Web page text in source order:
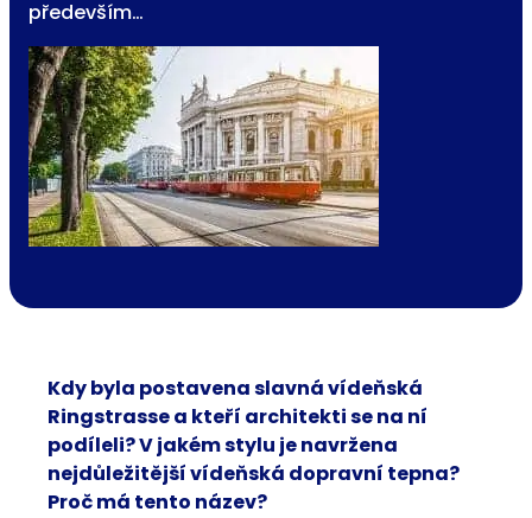
především…
Kdy byla postavena slavná vídeňská
Ringstrasse a kteří architekti se na ní
podíleli? V jakém stylu je navržena
nejdůležitější vídeňská dopravní tepna?
Proč má tento název?